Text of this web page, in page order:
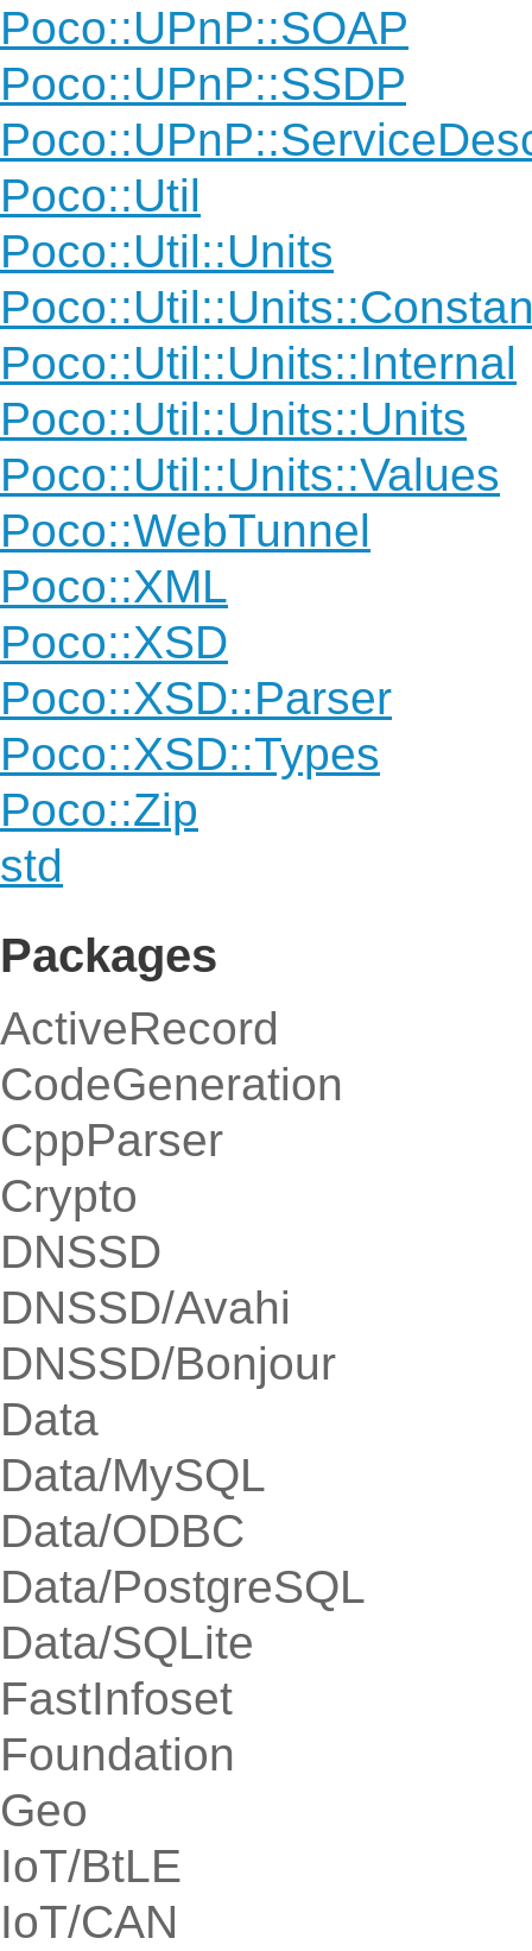
Poco::UPnP::SOAP
Poco::UPnP::SSDP
Poco::Util
Poco::Util::Units
Poco::Util::Units::Internal
Poco::Util::Units::Units
Poco::Util::Units::Values
Poco::WebTunnel
Poco::XML
Poco::XSD
Poco::XSD::Parser
Poco::XSD::Types
Poco::Zip
std
Packages
ActiveRecord
CodeGeneration
CppParser
Crypto
DNSSD
DNSSD/Avahi
DNSSD/Bonjour
Data
Data/MySQL
Data/ODBC
Data/PostgreSQL
Data/SQLite
FastInfoset
Foundation
Geo
IoT/BtLE
IoT/CAN